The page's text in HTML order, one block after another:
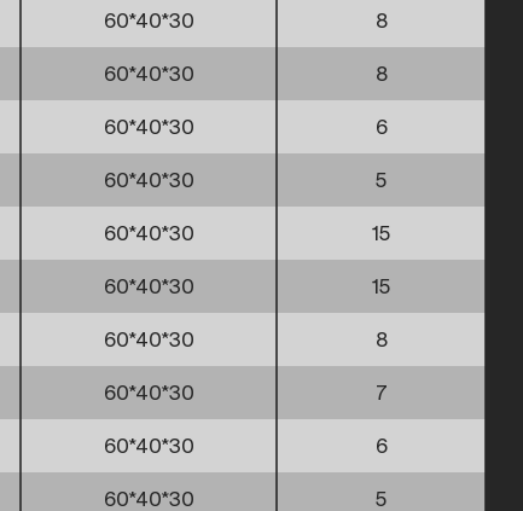
60*40*30 8
60*40*30 8
60*40*30 6
60*40*30 5
60*40*30 15
60*40*30 15
60*40*30 8
60*40*30 7
60*40*30 6
60*40*30 5